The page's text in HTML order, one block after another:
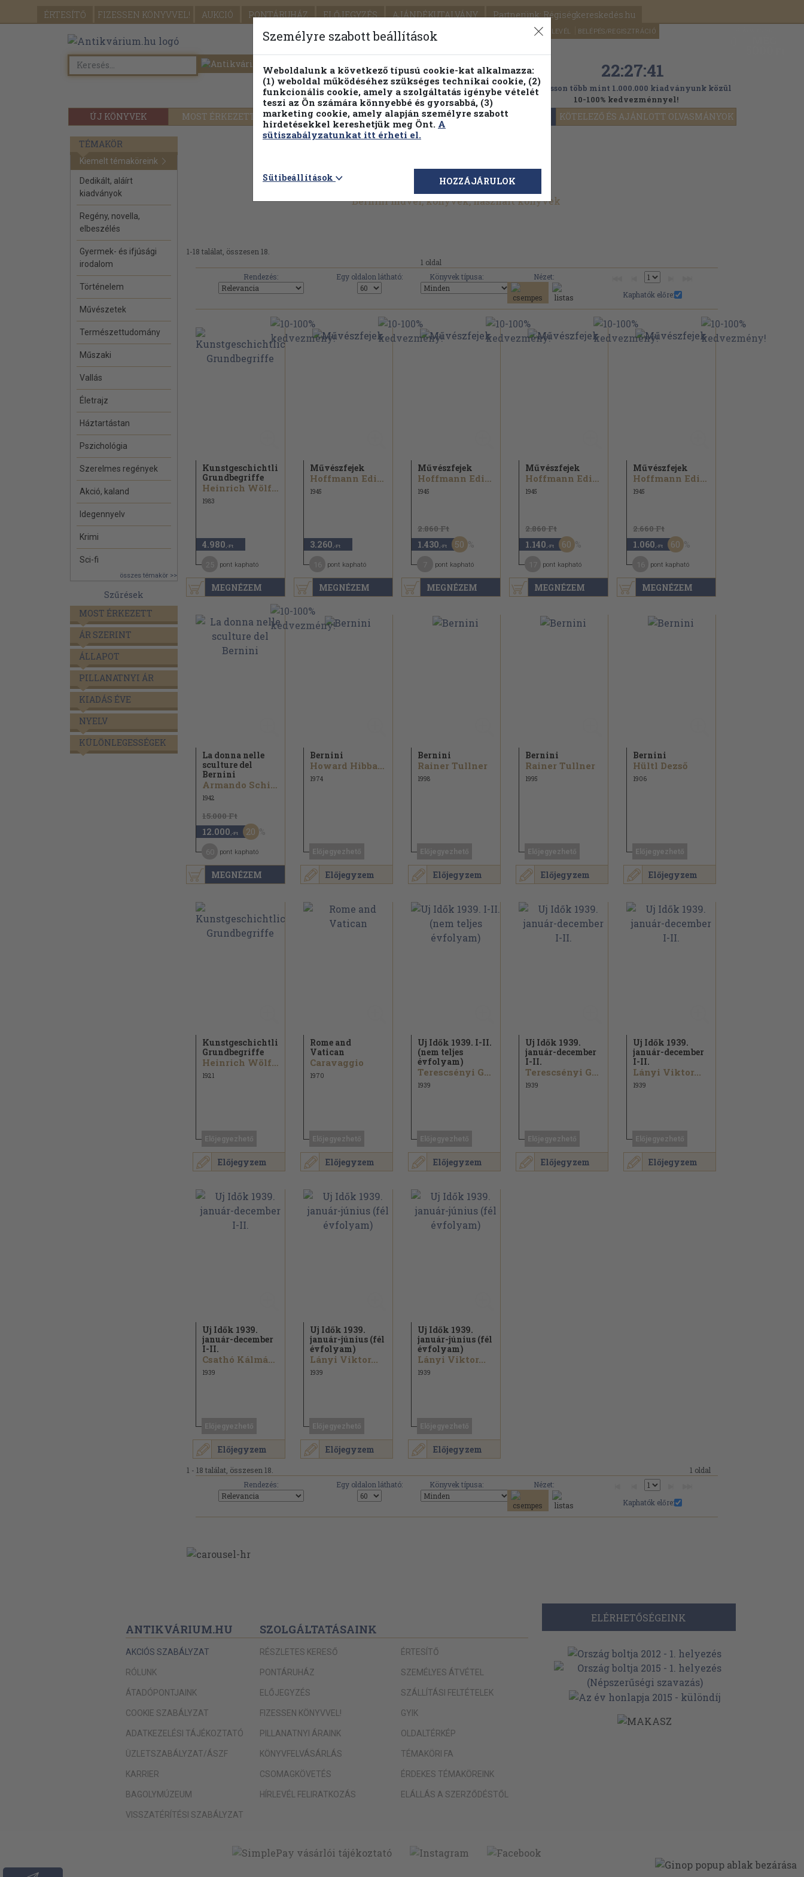
ÉRTESÍTŐ FIZESSEN KÖNYVVEL! AUKCIÓ PONTÁRUHÁZ ELŐJEGYZÉS AJÁNDÉKUTALVÁNY Partnerünk: Régiségkereskedés.hu
SEGÍTSÉG HÍRLEVÉL BELÉPÉS/REGISZTRÁCIÓ
ÚJ KÖNYVEK MOST ÉRKEZETT PILLANATNYI ÁRAINK FENNTARTHATÓ OLVASMÁNYOK KÖTELEZŐ ÉS AJÁNLOTT OLVASMÁNYOK
Részletes kereső Témaköri fa 22:27:40
Válogasson több mint 1.000.000 kiadványunk közül
10-100% kedvezménnyel!
TÉMAKÖR
Kiemelt témaköreink
Dedikált, aláírt
kiadványok
Regény, novella,
elbeszélés
Gyermek- és ifjúsági
irodalom
Történelem
Művészetek
Természettudomány
Műszaki
Vallás
Életrajz
Háztartástan
Pszichológia
Szerelmes regények
Akció, kaland
Idegennyelv
Krimi
Sci-fi
összes témakör >>
Szűrések
MOST ÉRKEZETT
ÁR SZERINT
ÁLLAPOT
PILLANATNYI ÁR
KIADÁS ÉVE
NYELV
KÜLÖNLEGESSÉGEK
Bernini művei, könyvek, használt könyvek
1-18 találat, összesen 18.
1 oldal
Rendezés:
Egy oldalon látható: Könyvek típusa:
Nézet:
Kaphatók előre:
MEGNÉZEM
Kunstgeschichtliche
Grundbegriffe
Heinrich Wölfflin
1983
4.980 ,-Ft
pont kapható
MEGNÉZEM
Művészfejek
Hoffmann Edith
1945
3.260 ,-Ft
pont kapható
MEGNÉZEM
Művészfejek
Hoffmann Edith
1945
2.860 Ft
1.430 ,-Ft 50
pont kapható
MEGNÉZEM
Művészfejek
Hoffmann Edith
1945
2.860 Ft
1.140 ,-Ft 60
pont kapható
MEGNÉZEM
Művészfejek
Hoffmann Edith
1945
2.660 Ft
1.060 ,-Ft 60
pont kapható
MEGNÉZEM
La donna nelle
sculture del
Bernini
Armando Schiavo
1942
15.000 Ft
12.000 ,-Ft 20
pont kapható
Előjegyzem
Bernini
Howard Hibbard
1974
Előjegyzem
Bernini
Rainer Tullner
1998
Előjegyzem
Bernini
Rainer Tullner
1995
Előjegyzem
Bernini
Hültl Dezső
1906
Előjegyzem
Kunstgeschichtliche
Grundbegriffe
Heinrich Wölfflin
1921
Előjegyzem
Rome and
Vatican
Caravaggio
1970
Előjegyzem
Uj Idők 1939. I-II.
(nem teljes
évfolyam)
Terescsényi György...
1939
Előjegyzem
Uj Idők 1939.
január-december
I-II.
Terescsényi György...
1939
Előjegyzem
Uj Idők 1939.
január-december
I-II.
Lányi Viktor...
1939
Előjegyzem
Uj Idők 1939.
január-december
I-II.
Csathó Kálmán...
1939
Előjegyzem
Uj Idők 1939.
január-június (fél
évfolyam)
Lányi Viktor...
1939
Előjegyzem
Uj Idők 1939.
január-június (fél
évfolyam)
Lányi Viktor...
1939
1 - 18 találat, összesen 18.
1 oldal
Rendezés:
Egy oldalon látható: Könyvek típusa:
Nézet:
Kaphatók előre:
ANTIKVÁRIUM.HU
AKCIÓS SZABÁLYZAT
RÓLUNK
ÁTADÓPONTJAINK
COOKIE SZABÁLYZAT
ADATKEZELÉSI TÁJÉKOZTATÓ
ÜZLETSZABÁLYZAT/ÁSZF
KARRIER
BAGOLYMÚZEUM
VISSZATÉRÍTÉSI SZABÁLYZAT
SZOLGÁLTATÁSAINK
RÉSZLETES KERESŐ
PONTÁRUHÁZ
ELŐJEGYZÉS
FIZESSEN KÖNYVVEL!
PILLANATNYI ÁRAINK
KÖNYVFELVÁSÁRLÁS
CSOMAGKÖVETÉS
HÍRLEVÉL FELIRATKOZÁS
ÉRTESÍTŐ
SZEMÉLYES ÁTVÉTEL
SZÁLLÍTÁSI FELTÉTELEK
GYIK
OLDALTÉRKÉP
TÉMAKÖRI FA
ÉRDEKES TÉMAKÖREINK
ELÁLLÁS A SZERZŐDÉSTŐL
ELÉRHETŐSÉGEINK
Személyre szabott beállítások
Weboldalunk a következő típusú cookie-kat alkalmazza:
(1) weboldal működéséhez szükséges technikai cookie, (2)
funkcionális cookie, amely a szolgáltatás igénybe vételét
teszi az Ön számára könnyebbé és gyorsabbá, (3)
marketing cookie, amely alapján személyre szabott
hirdetésekkel kereshetjük meg Önt. A
sütiszabályzatunkat itt érheti el.
Sütibeállítások HOZZÁJÁRULOK